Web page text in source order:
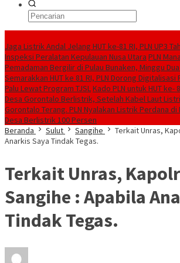
Jaga Listrik Andal Jelang HUT ke-81 RI, PLN UP3
Inspeksi Peralatan Kepulauan Nusa Utara PLN
Pemadaman Bergilir di Pulau Bunaken, Minggu Dua
Semarakkan HUT ke 81 RI, PLN Dorong Digitalisasi
Palu Lewat Program TJSLKado PLN untuk HUT ke-
Desa Gorontalo Berlistrik, Setelah Kabel Laut
Gorontalo Terang. PLN Nyalakan Listrik Perdana di
Desa Berlistrik 100 Persen
Beranda
Sulut Sangihe
Terkait Unras,
Anarkis Saya Tindak Tegas.
Terkait Unras,
Sangihe : Apabila
Tindak Tegas.